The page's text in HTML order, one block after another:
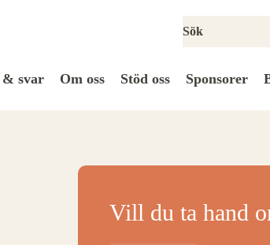
svar Om oss Stöd oss Sponsorer
Vill du ta hand